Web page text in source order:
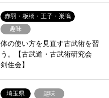
赤羽・板橋・王子・巣鴨
趣味
体の使い方を見直す古武術を習
う。【古武道・古武術研究会
剣住会】
埼玉県 趣味